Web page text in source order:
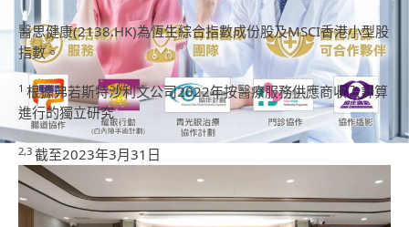
醫思健康(2138.HK)為恆生綜合指數成份股及MSCI香港小型股
指數。
1 根據弗若斯特沙利文公司2022年按醫療服務供應商收入計算
進行的獨立研究
2,3截至2023年3月31日